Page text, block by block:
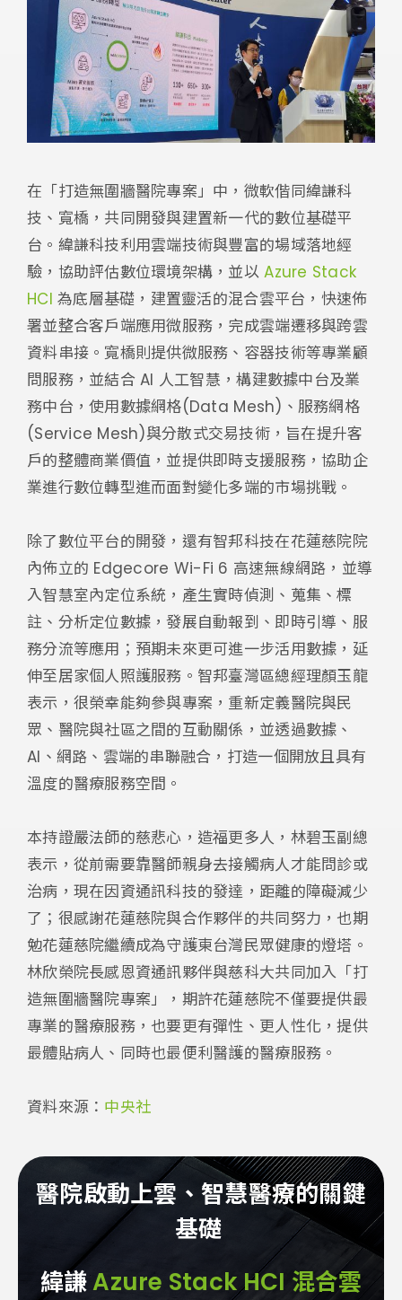
在「打造無圍牆醫院專案」中，微軟偕同緯謙科
技、寬橋，共同開發與建置新一代的數位基礎平
台。緯謙科技利用雲端技術與豐富的場域落地經
驗，協助評估數位環境架構，並以 Azure Stack
HCI為底層基礎，建置靈活的混合雲平台，快速佈
署並整合客戶端應用微服務，完成雲端遷移與跨雲
資料串接。寬橋則提供微服務、容器技術等專業顧
問服務，並結合 AI 人工智慧，構建數據中台及業
務中台，使用數據網格(Data Mesh)、服務網格
(Service Mesh)與分散式交易技術，旨在提升客
戶的整體商業價值，並提供即時支援服務，協助企
業進行數位轉型進而面對變化多端的市場挑戰。
除了數位平台的開發，還有智邦科技在花蓮慈院院
內佈立的 Edgecore Wi-Fi 6 高速無線網路，並導
入智慧室內定位系統，產生實時偵測、蒐集、標
註、分析定位數據，發展自動報到、即時引導、服
務分流等應用；預期未來更可進一步活用數據，延
伸至居家個人照護服務。智邦臺灣區總經理顏玉龍
表示，很榮幸能夠參與專案，重新定義醫院與民
眾、醫院與社區之間的互動關係，並透過數據、
AI、網路、雲端的串聯融合，打造一個開放且具有
溫度的醫療服務空間。
本持證嚴法師的慈悲心，造福更多人，林碧玉副總
表示，從前需要靠醫師親身去接觸病人才能問診或
治病，現在因資通訊科技的發達，距離的障礙減少
了；很感謝花蓮慈院與合作夥伴的共同努力，也期
勉花蓮慈院繼續成為守護東台灣民眾健康的燈塔。
林欣榮院長感恩資通訊夥伴與慈科大共同加入「打
造無圍牆醫院專案」，期許花蓮慈院不僅要提供最
專業的醫療服務，也要更有彈性、更人性化，提供
最體貼病人、同時也最便利醫護的醫療服務。
資料來源： 中央社
醫院啟動上雲、智慧醫療的關鍵
基礎
緯謙Azure Stack HCI 混合雲